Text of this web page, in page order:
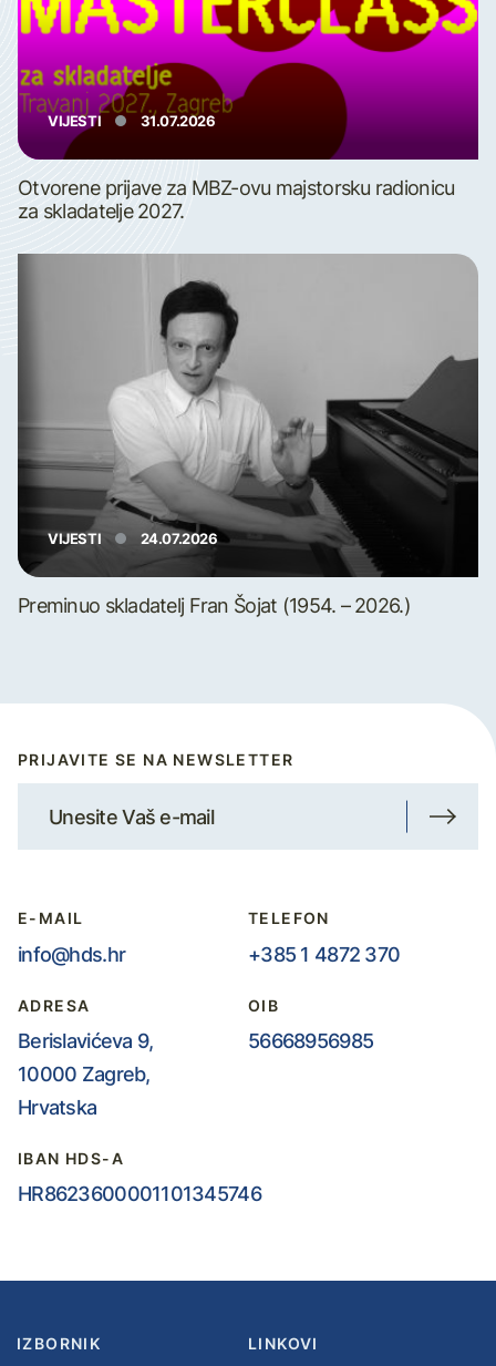
VIJESTI 31.07.2026
Otvorene prijave za MBZ-ovu majstorsku radionicu
za skladatelje 2027.
VIJESTI 24.07.2026
Preminuo skladatelj Fran Šojat (1954. – 2026.)
PRIJAVITE SE NA NEWSLETTER
E-MAIL
info@hds.hr
TELEFON
+385 1 4872 370
ADRESA
Berislavićeva 9,
10000 Zagreb,
Hrvatska
OIB
56668956985
IBAN HDS-A
HR8623600001101345746
IZBORNIK LINKOVI